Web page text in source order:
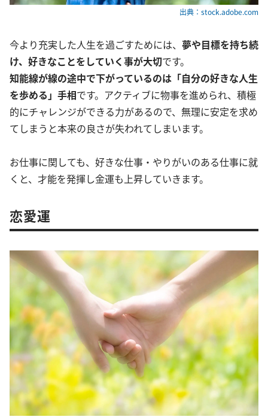
出典：stock.adobe.com
今より充実した人生を過ごすためには、 夢や目標を持ち続
け、好きなことをしていく事が大切です。
知能線が線の途中で下がっているのは「自分の好きな人生
を歩める」手相です。アクティブに物事を進められ、積極
的にチャレンジができる力があるので、無理に安定を求め
てしまうと本来の良さが失われてしまいます。
お仕事に関しても、好きな仕事・やりがいのある仕事に就
くと、才能を発揮し金運も上昇していきます。
恋愛運